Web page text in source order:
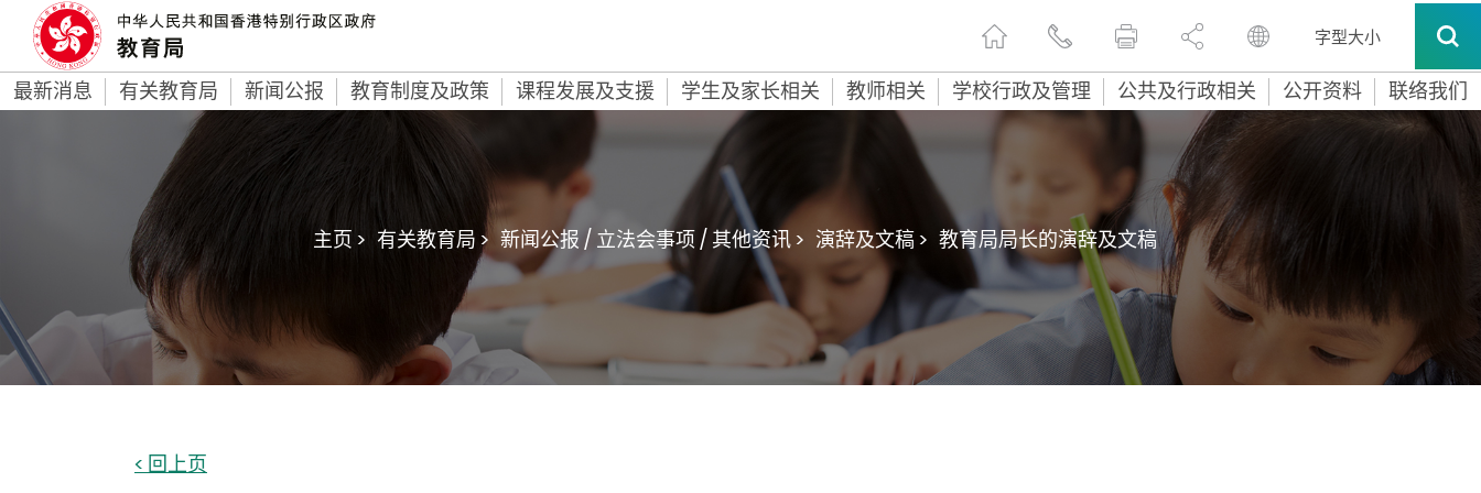
字型大小
最新消息 有关教育局 新闻公报 教育制度及政策 课程发展及支援 学生及家长相关 教师相关 学校行政及管理 公共及行政相关 公开资料 联络我们
主页 > 有关教育局 > 新闻公报 / 立法会事项 / 其他资讯 > 演辞及文稿 > 教育局局长的演辞及文稿
< 回上页